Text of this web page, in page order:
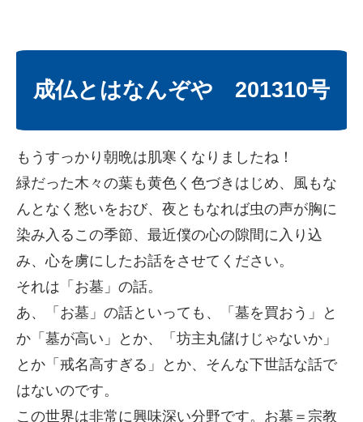
成仏とはなんぞや 201310号
もうすっかり朝晩は肌寒くなりましたね！
緑だった木々の葉も黄色く色づきはじめ、風もな
んとなく愁いをおび、夜ともなれば虫の声が胸に
染み入るこの季節、最近僕の心の隙間に入り込
み、心を虜にしたお話をさせてください。
それは「お墓」の話。
あ、「お墓」の話といっても、「墓を買おう」と
か「墓が高い」とか、「坊主丸儲けじゃないか」
とか「戒名高すぎる」とか、そんな下世話な話で
はないのです。
この世界は非常に興味深い分野です。お墓＝宗教